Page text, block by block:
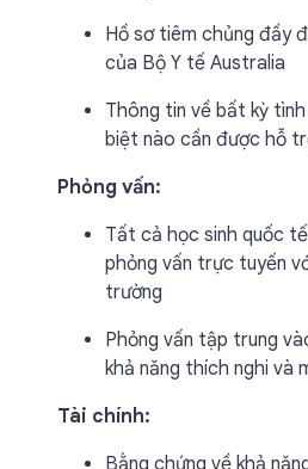
Hồ sơ tiêm chủng đầy
của Bộ Y tế Australia
Thông tin về bất kỳ
biệt nào cần được hỗ
Phỏng vấn:
Tất cả học sinh quốc
phỏng vấn trực tuyến
trường
Phỏng vấn tập trung
khả năng thích nghi và
Tài chính:
Bằng chứng về khả